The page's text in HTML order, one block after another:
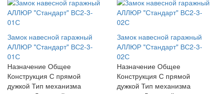
Замок навесной гаражный
АЛЛЮР "Стандарт" ВС2-3-
01С
Назначение Общее
Конструкция С прямой
дужкой Тип механизма
Замок навесной гаражный
АЛЛЮР "Стандарт" ВС2-3-
02С
Назначение Общее
Конструкция С прямой
дужкой Тип механизма